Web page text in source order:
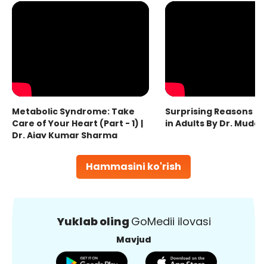
Hammasini ko'rish
Metabolic Syndrome: Take
Care of Your Heart (Part - 1) |
Dr. Ajay Kumar Sharma
Surprising Reasons
in Adults By Dr.
Yuklab oling GoMedii ilovasi
Mavjud